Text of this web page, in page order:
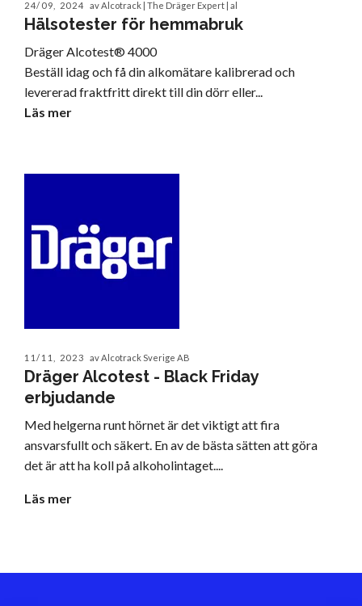
24/09, 2024 av Alcotrack | The Dräger Expert | al
Hälsotester för hemmabruk
Dräger Alcotest® 4000
Beställ idag och få din alkomätare kalibrerad och
levererad fraktfritt direkt till din dörr eller...
Läs mer
11/11, 2023 av Alcotrack Sverige AB
Dräger Alcotest - Black Friday
erbjudande
Med helgerna runt hörnet är det viktigt att fira
ansvarsfullt och säkert. En av de bästa sätten att göra
det är att ha koll på alkoholintaget....
Läs mer